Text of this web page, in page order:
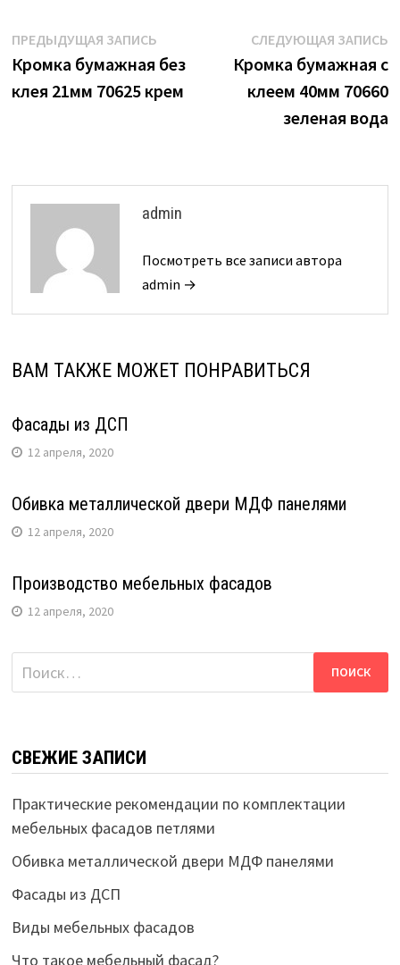
Навигация
по
ПРЕДЫДУЩАЯ ЗАПИСЬПредыдущая
запись:
Кромка бумажная без
клея 21мм 70625 крем
СЛЕДУЮЩАЯ ЗАПИСЬ
Кромка бумажная с
клеем 40мм 70660
зеленая вода
admin
Посмотреть все записи автора
admin →
ВАМ ТАКЖЕ МОЖЕТ ПОНРАВИТЬСЯ
Фасады из ДСП
12 апреля, 2020
Обивка металлической двери МДФ панелями
12 апреля, 2020
Производство мебельных фасадов
12 апреля, 2020
Найти:
СВЕЖИЕ ЗАПИСИ
Практические рекомендации по комплектации
мебельных фасадов петлями
Обивка металлической двери МДФ панелями
Фасады из ДСП
Виды мебельных фасадов
Что такое мебельный фасад?